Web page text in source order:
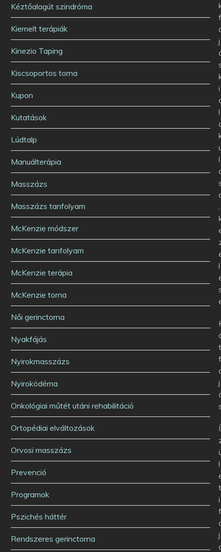
Kéztőalagút szindróma
Kiemelt terápiák
Kinezio Taping
Kiscsoportos torna
Kupon
Kutatások
Lúdtalp
Manuálterápia
Masszázs
Masszázs tanfolyam
McKenzie módszer
McKenzie tanfolyam
McKenzie terápia
McKenzie torna
Női gerinctorna
Nyakfájás
Nyirokmasszázs
Nyiroködéma
Onkológiai műtét utáni rehabilitáció
Ortopédiai elváltozások
Orvosi masszázs
Prevenció
Programok
Pszichés háttér
Rendszeres gerinctorna
j
i
l
l
,
l
j
Í
l
i
j